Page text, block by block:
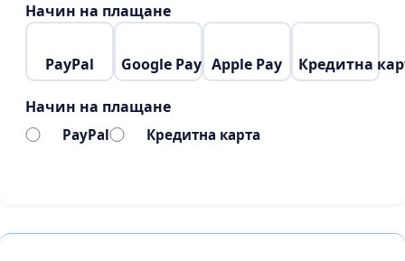
Начин на плащане
PayPal Google Pay Apple Pay Кредитна
Начин на плащане
PayPal Кредитна карта